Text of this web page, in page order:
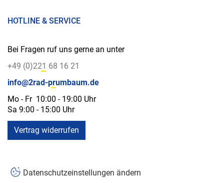
HOTLINE & SERVICE
Bei Fragen ruf uns gerne an unter
+49 (0)221 68 16 21
info@2rad-prumbaum.de
Mo - Fr 10:00 - 19:00 Uhr
Sa 9:00 - 15:00 Uhr
Vertrag widerrufen
Datenschutzeinstellungen ändern